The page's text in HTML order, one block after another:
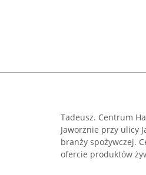
Tadeusz. Centrum
Jaworznie przy ulicy
branży spożywczej.
ofercie produktów